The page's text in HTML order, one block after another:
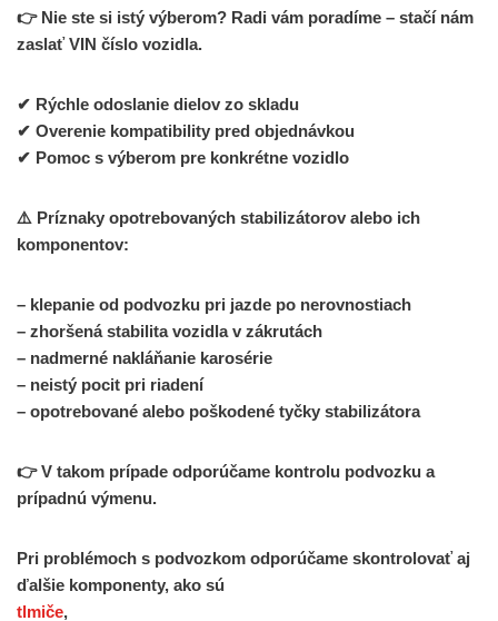
👉 Nie ste si istý výberom? Radi vám poradíme – stačí nám
zaslať VIN číslo vozidla.
✔ Rýchle odoslanie dielov zo skladu
✔ Overenie kompatibility pred objednávkou
✔ Pomoc s výberom pre konkrétne vozidlo
⚠️ Príznaky opotrebovaných stabilizátorov alebo ich
komponentov:
– klepanie od podvozku pri jazde po nerovnostiach
– zhoršená stabilita vozidla v zákrutách
– nadmerné nakláňanie karosérie
– neistý pocit pri riadení
– opotrebované alebo poškodené tyčky stabilizátora
👉 V takom prípade odporúčame kontrolu podvozku a
prípadnú výmenu.
Pri problémoch s podvozkom odporúčame skontrolovať aj
ďalšie komponenty, ako sú
tlmiče,